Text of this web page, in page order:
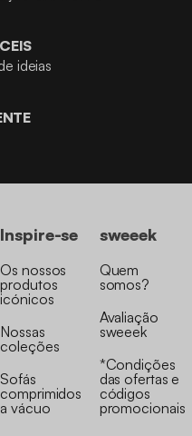
ideias
Inspire-se
Os nossos
produtos
icónicos
Nossas
coleções
Sofás
comprimidos
a vácuo
sweeek
Quem
somos?
Avaliação
sweeek
*Condições
das ofertas e
códigos
promocionais